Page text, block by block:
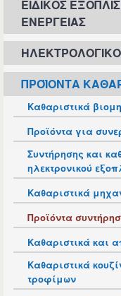
ΕΙΔΙΚΌΣ
ΕΝΈΡΓΕΙΑΣ
ΠΡΟΪΌΝΤΑ
Καθαριστικά
Προϊόντα για
Συντήρησης και
ηλεκτρονικού
Καθαριστικά
Προϊόντα
Καθαριστικά και
Καθαριστικά
τροφίμων